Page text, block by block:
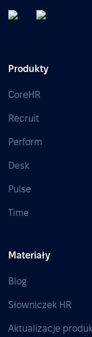
Produkty
CoreHR
Recruit
Perform
Desk
Pulse
Time
Materiały
Blog
Słowniczek HR
Aktualizacje